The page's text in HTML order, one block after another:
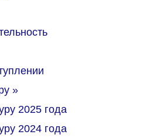
»
2025 года
2024 года